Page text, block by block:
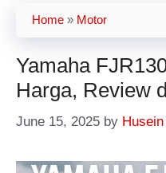
Home » Motor
Yamaha
Harga, Review
June 15, 2025 by Husein